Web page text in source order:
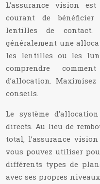
L’assurance vision
courant de bénéficier
lentilles de contact.
généralement une
les lentilles ou les
comprendre
d’allocation.
conseils.
Le système
directs. Au lieu de
total, l’assurance
vous pouvez utiliser
différents types de
avec ses propres